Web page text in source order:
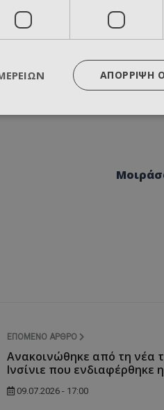
ΕΠΌΜΕΝΟ ΆΡΘΡΟ
Ανακοινώθηκε από τη νέα
Ινσίνιε που ενδιαφέρθηκε
09.07.2026 - 17:00
ΑΠΌΡΡΙΨΗ